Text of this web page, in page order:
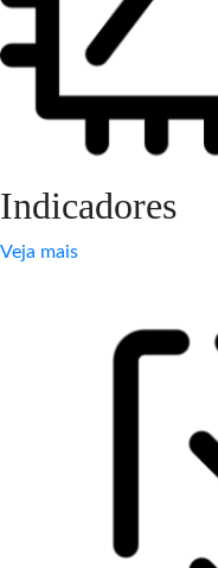
Indicadores
Veja mais